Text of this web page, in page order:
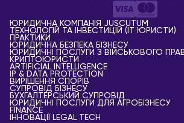
ЮРИДИЧНА КОМПАНІЯ JUSCUTUM
ТЕХНОЛОГІЙ ТА ІНВЕСТИЦІЙ (IT ЮРИСТИ)
ПРАКТИКИ
ЮРИДИЧНА БЕЗПЕКА БІЗНЕСУ
ЮРИДИЧНІ ПОСЛУГИ З ВІЙСЬКОВОГО
КРИПТОЮРИСТИ
АRTIFICIAL ІNTELLIGENCE
IP & DATA PROTECTION
ВИРІШЕННЯ СПОРІВ
СУПРОВІД БІЗНЕСУ
БУХГАЛТЕРСЬКИЙ СУПРОВІД
ЮРИДИЧНІ ПОСЛУГИ ДЛЯ АГРОБІЗНЕСУ
FINANCE
ІННОВАЦІЇ LEGAL TECH